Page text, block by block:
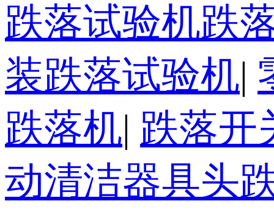
跌落试验机跌
装跌落试验机|
跌落机| 跌落开
动清洁器具头